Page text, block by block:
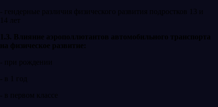
- гендерные различия физического развития подростков 13 и
14 лет
1.3. Влияние аэрополлютантов автомобильного транспорта
на физическое развитие:
- при рождении
- в 1 год
- в первом классе